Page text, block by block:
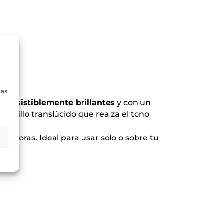
irresistiblemente brillantes y con un
brillo translúcido que realza el tono
horas. Ideal para usar solo o sobre tu